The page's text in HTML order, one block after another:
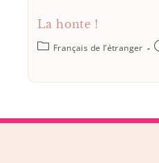
La honte !
Français de l’étranger